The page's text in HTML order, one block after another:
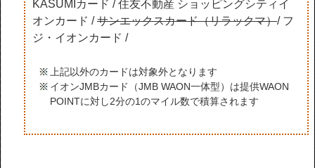
KASUMIカード / 住友不動産 ショッピングシティイ
オンカード /サンエックスカード（リラックマ）/ フ
ジ・イオンカード /
上記以外のカードは対象外となります
イオンJMBカード（JMB WAON一体型）は提供WAON
POINTに対し2分の1のマイル数で積算されます